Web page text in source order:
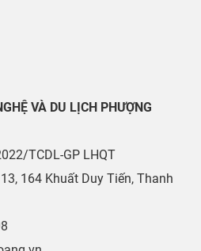
VÀ DU LỊCH PHƯỢNG
TCDL-GP LHQT
164 Khuất Duy Tiến, Thanh